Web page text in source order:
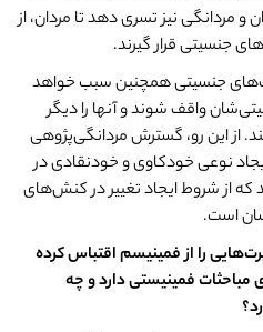
و مردانگی نیز تسری دهد تا مردان، از
جنسیتی قرار گیرند.
جنسیتی همچنین سبب خواهد
واقف شوند و آنها را دیگر
از این رو، گسترش مردانگی‌پژوهی
نوعی خودکاوی و خودنقادی در
که از شروط ایجاد تغییر در کنش‌های
است.
هایی را از فمینیسم اقتباس کرده
فمینیستی دارد و چه